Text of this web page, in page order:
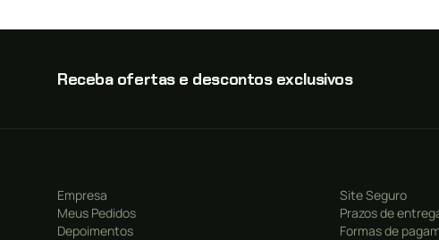
Receba ofertas e descontos exclusivos
Empresa
Meus Pedidos
Depoimentos
Site Seguro
Prazos de
Formas de